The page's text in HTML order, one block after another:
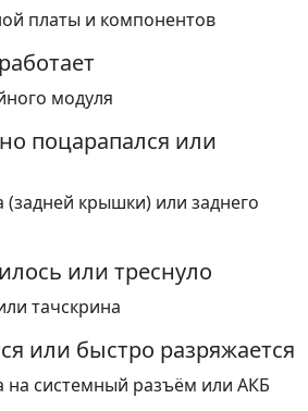
платы и компонентов
модуля
поцарапался или
(задней крышки) или заднего
или треснуло
тачскрина
или быстро разряжается
системный разъём или АКБ